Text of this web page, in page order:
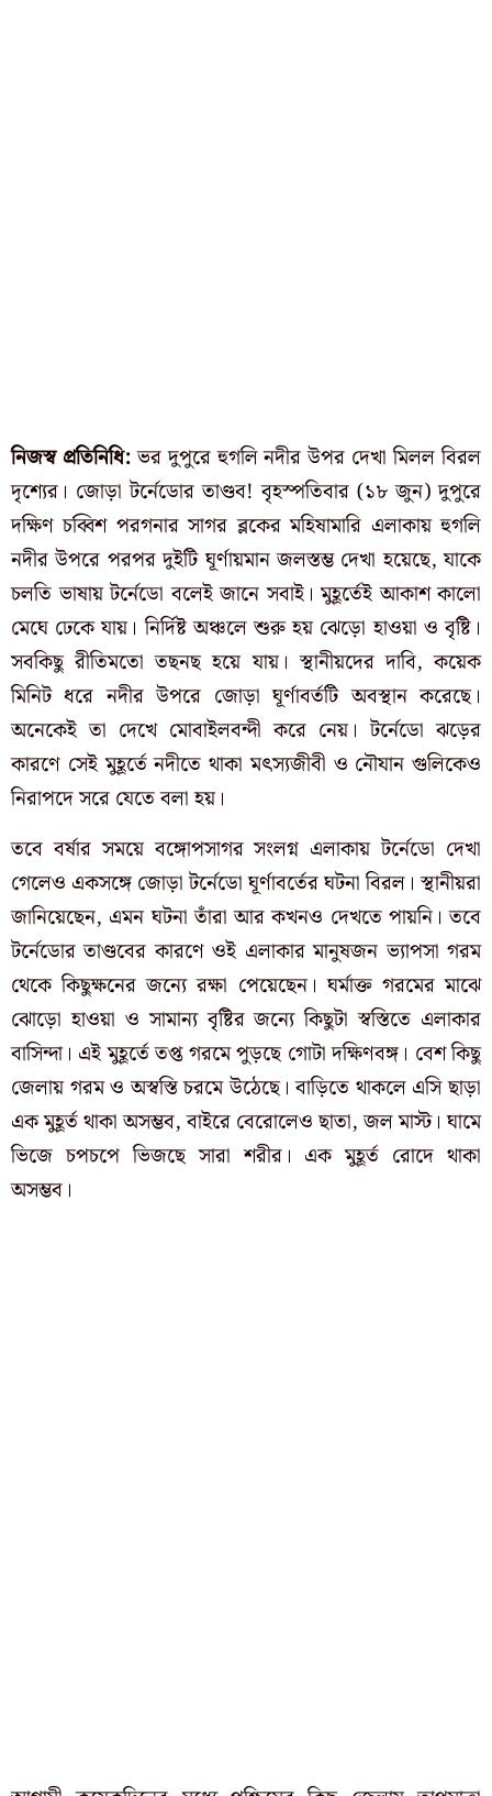
নিজস্ব প্রতিনিধি:ভর দুপুরে হুগলি নদীর উপর দেখা মিলল বিরল
দৃশ্যের। জোড়া টর্নেডোর তাণ্ডব! বৃহস্পতিবার (১৮ জুন) দুপুরে
দক্ষিণ চব্বিশ পরগনার সাগর ব্লকের মহিষামারি এলাকায় হুগলি
নদীর উপরে পরপরদুইটি ঘূর্ণায়মান জলস্তম্ভ দেখা হয়েছে, যাকে
চলতি ভাষায় টর্নেডো বলেই জানে সবাই। মুহূর্তেই আকাশ কালো
মেঘে ঢেকে যায়। নির্দিষ্ট অঞ্চলে শুরু হয় ঝেড়ো হাওয়া ও বৃষ্টি।
সবকিছু রীতিমতো তছনছ হয়ে যায়। স্থানীয়দের দাবি, কয়েক
মিনিট ধরে নদীর উপরে জোড়া ঘূর্ণাবর্তটি অবস্থান করেছে।
অনেকেই তা দেখে মোবাইলবন্দী করে নেয়। টর্নেডো ঝড়ের
কারণে সেই মুহূর্তে নদীতে থাকা মৎস্যজীবী ও নৌযান গুলিকেও
নিরাপদে সরে যেতে বলা হয়।
তবে বর্ষার সময়ে বঙ্গোপসাগর সংলগ্ন এলাকায় টর্নেডো দেখা
গেলেও একসঙ্গে জোড়া টর্নেডো ঘূর্ণাবর্তের ঘটনা বিরল। স্থানীয়রা
জানিয়েছেন, এমন ঘটনা তাঁরা আর কখনও দেখতে পায়নি। তবে
টর্নেডোর তাণ্ডবের কারণে ওই এলাকার মানুষজন ভ্যাপসা গরম
থেকে কিছুক্ষনের জন্যে রক্ষা পেয়েছেন। ঘর্মাক্ত গরমের মাঝে
ঝোড়ো হাওয়া ও সামান্য বৃষ্টির জন্যে কিছুটা স্বস্তিতে এলাকার
বাসিন্দা। এই মুহূর্তে তপ্ত গরমে পুড়ছে গোটা দক্ষিণবঙ্গ। বেশ কিছু
জেলায় গরম ও অস্বস্তি চরমে উঠেছে। বাড়িতে থাকলে এসি ছাড়া
এক মুহূর্ত থাকা অসম্ভব, বাইরে বেরোলেও ছাতা, জল মাস্ট। ঘামে
ভিজে চপচপে ভিজছে সারা শরীর। এক মুহূর্ত রোদে থাকা
অসম্ভব।